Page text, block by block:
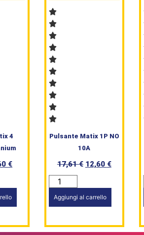
4
€
Pulsante Matix 1P NO
10A
17,61€ 12,60 €
Aggiungi al carrello